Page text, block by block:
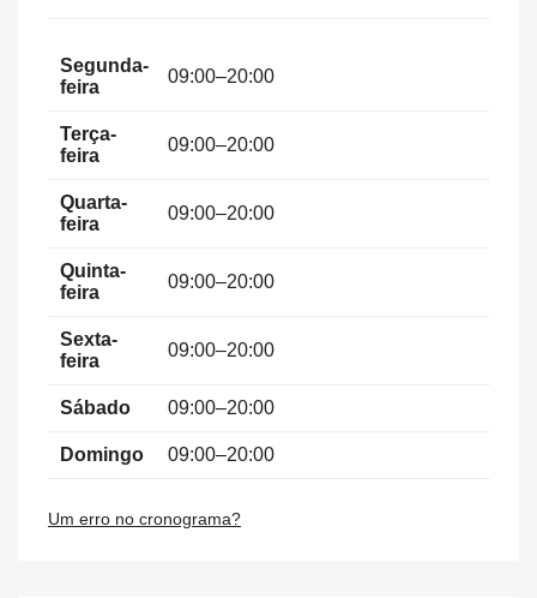
Segunda-
feira
09:00–20:00
Terça-
feira
09:00–20:00
Quarta-
feira
09:00–20:00
Quinta-
feira
09:00–20:00
Sexta-
feira
09:00–20:00
Sábado 09:00–20:00
Domingo 09:00–20:00
Um erro no cronograma?